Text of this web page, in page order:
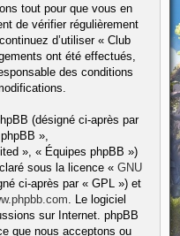
tout pour que vous en
de vérifier régulièrement
d’utiliser « Club
ont été effectués,
des conditions
(désigné ci-après par
»,
», « Équipes phpBB »)
sous la licence « GNU
ci-après par « GPL ») et
. Le logiciel
sur Internet. phpBB
que nous acceptons ou